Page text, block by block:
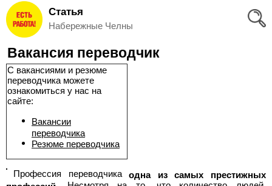
Вход
и
Регистрация
Избранное
Соискателям
Добавить
резюме
Статья
Набережные Челны
Вакансия переводчик
С вакансиями и резюме
переводчика можете
ознакомиться у нас на
сайте:
Вакансии
переводчика
Резюме переводчика
Профессия переводчикаодна из самых престижных